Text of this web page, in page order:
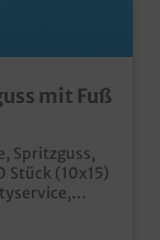
mit Fuß
Spritzguss,
Stück (10x15)
PS
Eichstrich